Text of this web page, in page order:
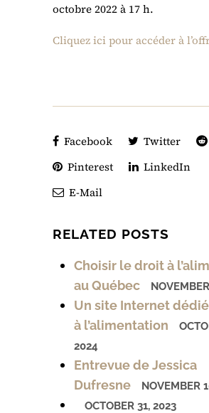
octobre 2022 à 17 h.
Cliquez ici pour accéder à
Facebook Twitter
Pinterest
LinkedIn
E-Mail
RELATED POSTS
Choisir le droit à
au Québec
Un site Internet
à l’alimentation
2024
Entrevue de Jessica
Dufresne
NOVEMBER
OCTOBER 31, 2023